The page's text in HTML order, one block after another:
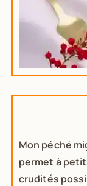
Mon péché
permet à
crudités